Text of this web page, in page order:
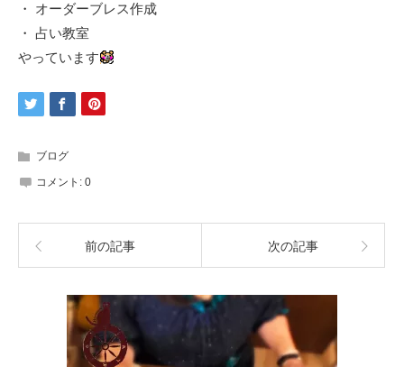
・ オーダーブレス作成
・ 占い教室
やっています
ブログ
コメント: 0
前の記事 次の記事